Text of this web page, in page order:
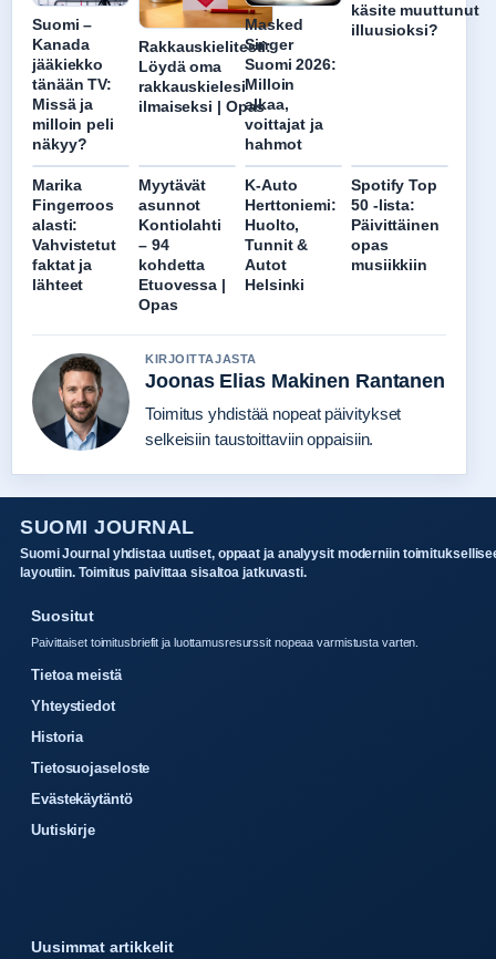
Suomi –
Kanada
jääkiekko
tänään TV:
Missä ja
milloin peli
näkyy?
Rakkauskielitesti:
Löydä oma
rakkauskielesi
ilmaiseksi | Opas
Masked
Singer
Suomi 2026:
Milloin
alkaa,
voittajat ja
hahmot
käsite muuttunut
illuusioksi?
Marika
Fingerroos
alasti:
Vahvistetut
faktat ja
lähteet
Myytävät
asunnot
Kontiolahti
– 94
kohdetta
Etuovessa |
Opas
K-Auto
Herttoniemi:
Huolto,
Tunnit &
Autot
Helsinki
Spotify Top
50 -lista:
Päivittäinen
opas
musiikkiin
KIRJOITTAJASTA
Joonas Elias Makinen Rantanen
Toimitus yhdistää nopeat päivitykset
selkeisiin taustoittaviin oppaisiin.
SUOMI JOURNAL
Suomi Journal yhdistaa uutiset, oppaat ja analyysit moderniin
layoutiin. Toimitus paivittaa sisaltoa jatkuvasti.
Suositut
Paivittaiset toimitusbriefit ja luottamusresurssit nopeaa varmistusta varten.
Tietoa meistä
Yhteystiedot
Historia
Tietosuojaseloste
Evästekäytäntö
Uutiskirje
Uusimmat artikkelit